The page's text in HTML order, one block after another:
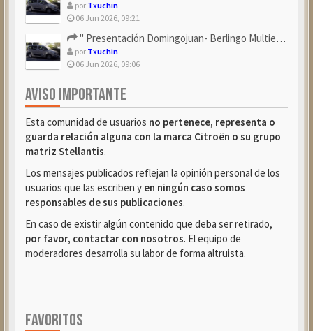
por Txuchin
06 Jun 2026, 09:21
" Presentación Domingojuan- Berlingo Multiespace Blue ...
por Txuchin
06 Jun 2026, 09:06
AVISO IMPORTANTE
Esta comunidad de usuarios no pertenece, representa o
guarda relación alguna con la marca Citroën o su grupo
matriz Stellantis.
Los mensajes publicados reflejan la opinión personal de los
usuarios que las escriben y en ningún caso somos
responsables de sus publicaciones.
En caso de existir algún contenido que deba ser retirado,
por favor, contactar con nosotros. El equipo de
moderadores desarrolla su labor de forma altruista.
FAVORITOS